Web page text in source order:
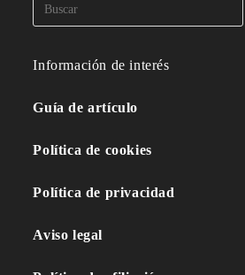
Información de interés
Guía de artículo
Política de cookies
Política de privacidad
Aviso legal